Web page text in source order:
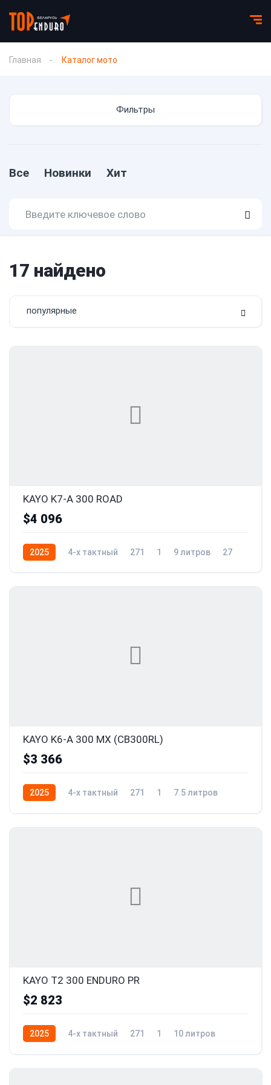
Главная Каталог мото
Фильтры
Все Новинки Хит
17 найдено
популярные
KAYO K7-A 300 ROAD
$4 096
2025 4-x тактный 271 1 9 литров 27
KAYO K6-A 300 MX (CB300RL)
$3 366
2025 4-x тактный 271 1
7.5 литров
KAYO T2 300 ENDURO PR
$2 823
2025 4-x тактный 271 1
10 литров